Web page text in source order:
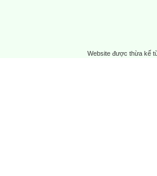
Website được thừa kế